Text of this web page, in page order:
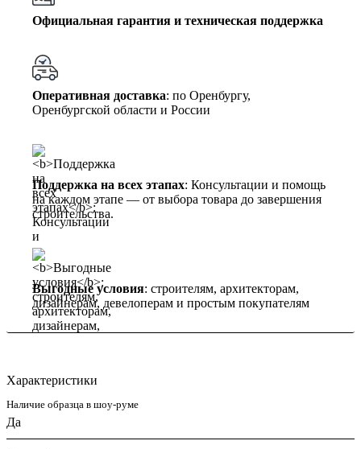
Официальная гарантия и техническая поддержка
Оперативная доставка: по Оренбургу,
Оренбургской области и России
Поддержка на всех этапах: Консультации и помощь
на каждом этапе — от выбора товара до завершения
строительства.
Выгодные условия: строителям, архитекторам,
дизайнерам, девелоперам и простым покупателям
Характеристики
Наличие образца в шоу-руме
Да